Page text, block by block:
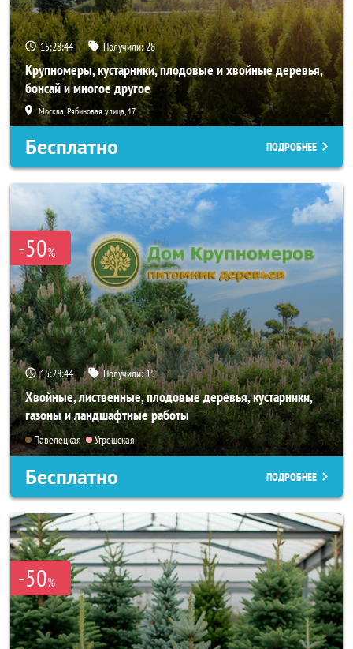
15:28:42 Получили:28
Крупномеры, кустарники, плодовые и хвойные деревья,
бонсай и многое другое
Москва, Рябиновая улица, 17
Бесплатно ПОДРОБНЕЕ
-50%
15:28:42 Получили:15
Хвойные, лиственные, плодовые деревья, кустарники,
газоны и ландшафтные работы
Павелецкая Угрешская
Бесплатно ПОДРОБНЕЕ
-50%